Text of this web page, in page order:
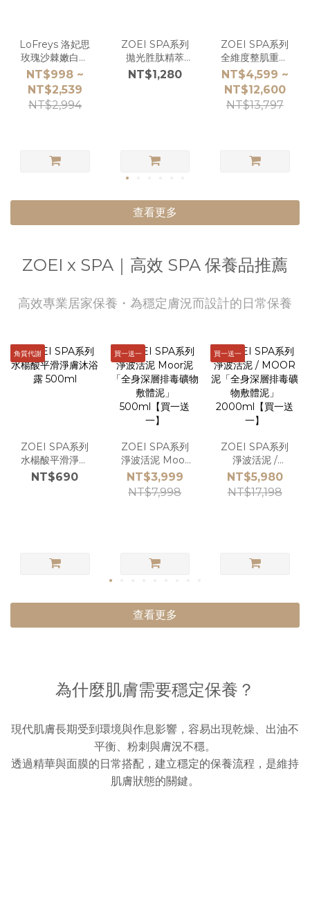
LoFreys 洛妃思
玫瑰沙棘嫩白身
體乳 150ml
NT$998 ~
NT$2,539
NT$2,994
ZOEI SPA系列
拋光胜肽精萃
15ml
NT$1,280
ZOEI SPA系列
全維度整肌重生
組
NT$4,599 ~
NT$12,600
NT$13,797
查看更多
ZOEI x SPA｜高效 SPA 保養品推薦
高效專業居家保養・為穩定膚況而設計的日常保養
角質代謝
ZOEI SPA系列
水楊酸平滑淨膚
沐浴露 500ml
NT$690
買一送一
ZOEI SPA系列
淨波活泥 Moor
泥 「全身深層排
毒礦物敷體泥」
500ml【買一送
NT$3,999
NT$7,998
買一送一
ZOEI SPA系列
淨波活泥 /
MOOR泥「全身
深層排毒礦物敷
體泥」
NT$5,980
NT$17,198
查看更多
為什麼肌膚需要穩定保養？
現代肌膚長期受到環境與作息影響，容易出現乾燥、出油不
平衡、粉刺與膚況不穩。
透過精華與面膜的日常搭配，建立穩定的保養流程，是維持
肌膚狀態的關鍵。